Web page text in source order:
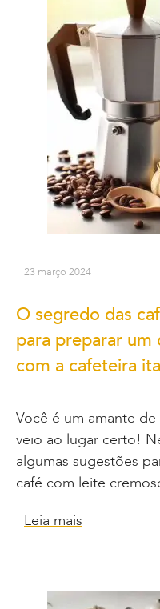
23 março 2024
O segredo das
para preparar
com a cafeteira
Você é um amante
veio ao lugar certo!
algumas sugestões
café com leite
Leia mais